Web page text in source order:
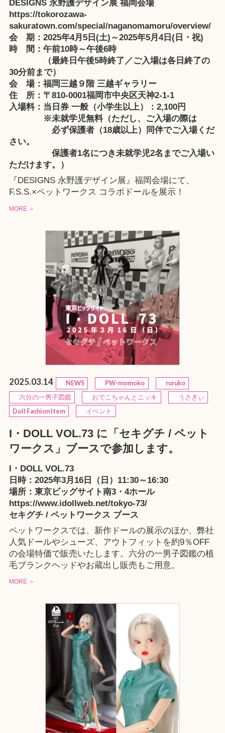
DESIGNS 永野護デザイン展 福岡会場
https://tokorozawa-
sakuratown.com/special/naganomamoru/overview/
会 期：2025年4月5日(土)～2025年5月4日(日・祝)
時 間：午前10時～午後6時
（最終日午後5時終了／ご入場は各日終了の
30分前まで）
会 場：福岡三越９階 三越ギャラリー
住 所：〒810-0001福岡市中央区天神2-1-1
入場料：当日券 一般（小学生以上）：2,100円
※未就学児無料（ただし、ご入場の際は
必ず保護者（18歳以上）同伴でご入場くだ
さい。
保護者1名につき未就学児2名までご入場い
ただけます。）
『DESIGNS 永野護デザイン展』福岡会場にて、
F.S.S.×ペットワークス コラボドールを展示！
MORE ＞
2025.03.14 NEWS PW-momoko
ruruko
六分の一男子図鑑
おでこちゃんとニッキ
うさぎぃ
Doll Fashion Item
イベント
I・DOLL VOL.73 に「セキグチ / ペット
ワークス」ブースで参加します。
I・DOLL VOL.73
日時：2025年3月16日（日）11:30～16:30
場所：東京ビッグサイト南3・4ホール
https://www.idollweb.net/tokyo-73/
セキグチ / ペットワークス ブース
ペットワークスでは、新作ドールの展示のほか、弊社
人気ドールやシューズ、アウトフィットを約9％OFF
の会場特価で販売いたします。六分の一男子図鑑の植
毛ブランクヘッドやお蔵出し販売もご用意。
MORE ＞